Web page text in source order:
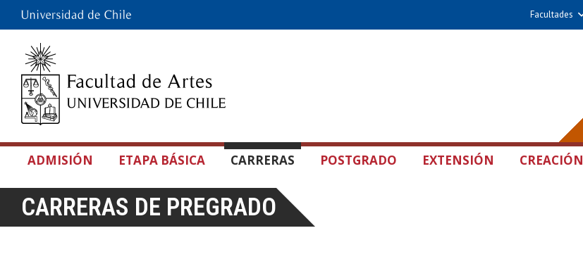
Facultades
ADMISIÓN ETAPA BÁSICA CARRERAS POSTGRADO EXTENSIÓN CREACIÓN
CARRERAS DE PREGRADO